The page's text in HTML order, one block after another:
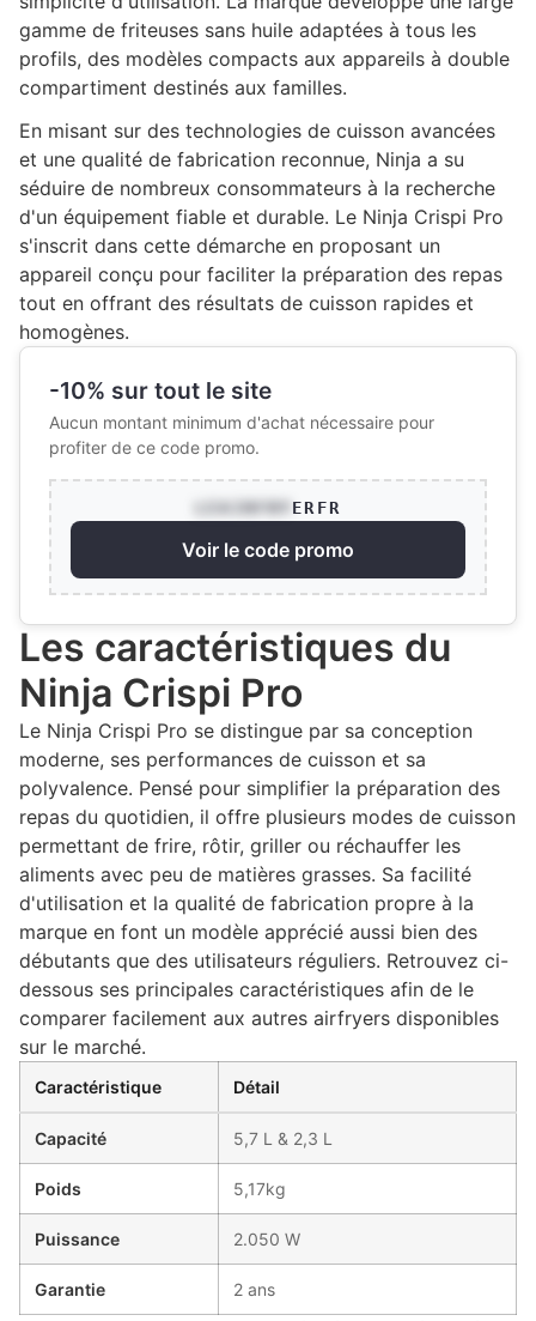
gamme de friteuses sans huile adaptées à tous les
profils, des modèles compacts aux appareils à double
compartiment destinés aux familles.
En misant sur des technologies de cuisson avancées
et une qualité de fabrication reconnue, Ninja a su
séduire de nombreux consommateurs à la recherche
d'un équipement fiable et durable. Le Ninja Crispi Pro
s'inscrit dans cette démarche en proposant un
appareil conçu pour faciliter la préparation des repas
tout en offrant des résultats de cuisson rapides et
homogènes.
-10% sur tout le site
Aucun montant minimum d'achat nécessaire pour
profiter de ce code promo.
ERFR
Voir le code promo
Les caractéristiques du
Ninja Crispi Pro
Le Ninja Crispi Pro se distingue par sa conception
moderne, ses performances de cuisson et sa
polyvalence. Pensé pour simplifier la préparation des
repas du quotidien, il offre plusieurs modes de cuisson
permettant de frire, rôtir, griller ou réchauffer les
aliments avec peu de matières grasses. Sa facilité
d'utilisation et la qualité de fabrication propre à la
marque en font un modèle apprécié aussi bien des
débutants que des utilisateurs réguliers. Retrouvez ci-
dessous ses principales caractéristiques afin de le
comparer facilement aux autres airfryers disponibles
sur le marché.
Caractéristique Détail
Capacité 5,7 L & 2,3 L
Poids 5,17kg
Puissance 2.050 W
Garantie 2 ans